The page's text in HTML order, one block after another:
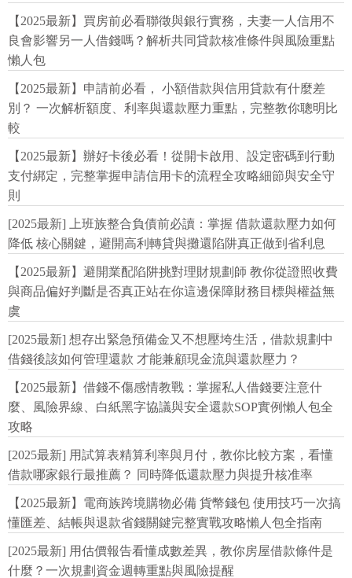
【2025最新】買房前必看聯徵與銀行實務，夫妻一人信用不
良會影響另一人借錢嗎？解析共同貸款核准條件與風險重點
懶人包
【2025最新】申請前必看， 小額借款與信用貸款有什麼差
別？ 一次解析額度、利率與還款壓力重點，完整教你聰明比
較
【2025最新】辦好卡後必看！從開卡啟用、設定密碼到行動
支付綁定，完整掌握申請信用卡的流程全攻略細節與安全守
則
[2025最新] 上班族整合負債前必讀：掌握 借款還款壓力如何
降低 核心關鍵，避開高利轉貸與攤還陷阱真正做到省利息
【2025最新】避開業配陷阱挑對理財規劃師 教你從證照收費
與商品偏好判斷是否真正站在你這邊保障財務目標與權益無
虞
[2025最新] 想存出緊急預備金又不想壓垮生活，借款規劃中
借錢後該如何管理還款 才能兼顧現金流與還款壓力？
【2025最新】借錢不傷感情教戰：掌握私人借錢要注意什
麼、風險界線、白紙黑字協議與安全還款SOP實例懶人包全
攻略
[2025最新] 用試算表精算利率與月付，教你比較方案，看懂
借款哪家銀行最推薦？ 同時降低還款壓力與提升核准率
【2025最新】電商族跨境購物必備 貨幣錢包 使用技巧一次搞
懂匯差、結帳與退款省錢關鍵完整實戰攻略懶人包全指南
[2025最新] 用估價報告看懂成數差異，教你房屋借款條件是
什麼？一次規劃資金週轉重點與風險提醒